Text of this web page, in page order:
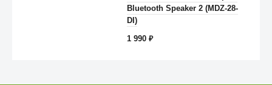
Anker
Bluetooth Speaker 2 (MDZ-28-
DI)
1 990₽